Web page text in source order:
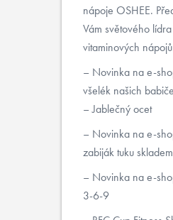
nápoje OSHEE.
Vám světového
vitaminových
Novinka na e-
všelék našich
– Jablečný ocet
Novinka na e-
zabiják tuku skladem
Novinka na e-
3-6-9